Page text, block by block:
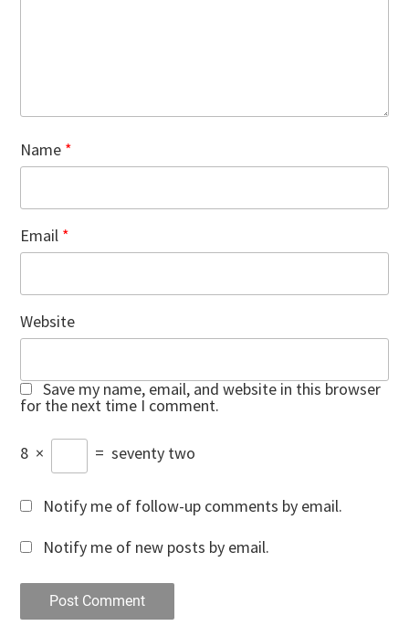
Name *
Email *
Website
Save my name, email, and website in this browser
for the next time I comment.
8 × = seventy two
Notify me of follow-up comments by email.
Notify me of new posts by email.